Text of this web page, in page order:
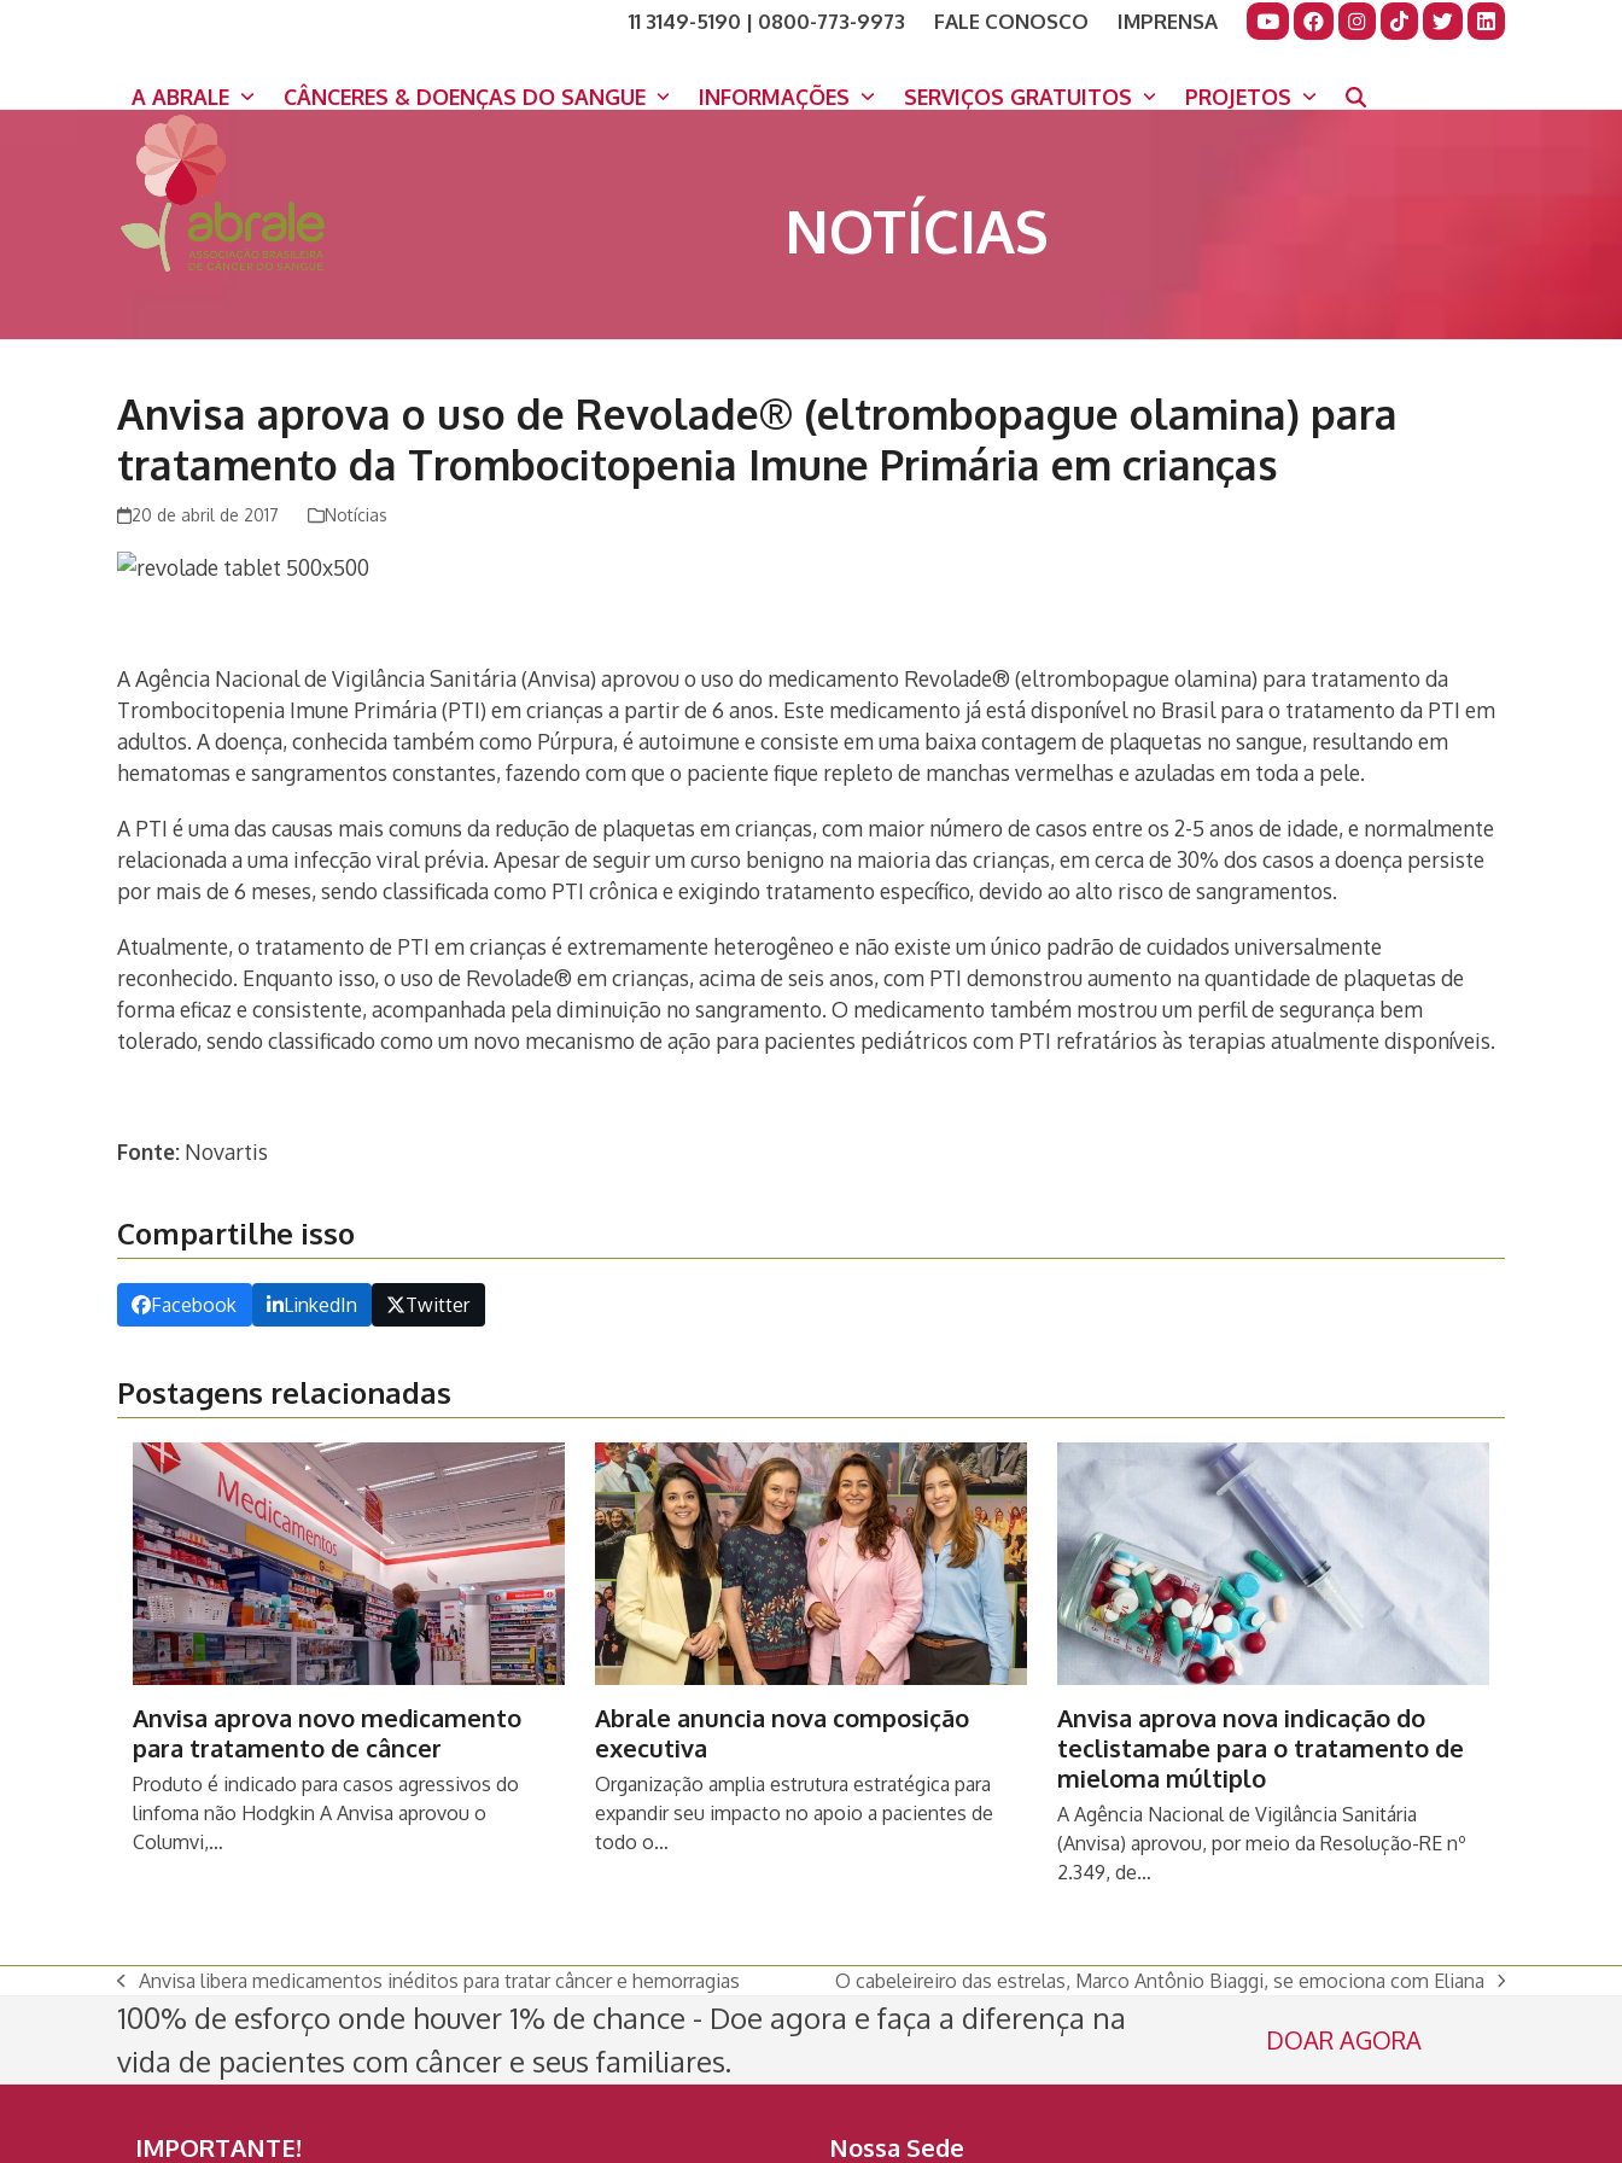
11 3149-5190 | 0800-773-9973 FALE CONOSCO
IMPRENSA
A ABRALE CÂNCERES & DOENÇAS DO SANGUE INFORMAÇÕES SERVIÇOS GRATUITOS PROJETOS
NOTÍCIAS
Anvisa aprova o uso de Revolade® (eltrombopague olamina) para
tratamento da Trombocitopenia Imune Primária em crianças
20 de abril de 2017 Notícias
A Agência Nacional de Vigilância Sanitária (Anvisa) aprovou o uso do medicamento Revolade® (eltrombopague olamina) para tratamento da
Trombocitopenia Imune Primária (PTI) em crianças a partir de 6 anos. Este medicamento já está disponível no Brasil para o tratamento da PTI em
adultos. A doença, conhecida também como Púrpura, é autoimune e consiste em uma baixa contagem de plaquetas no sangue, resultando em
hematomas e sangramentos constantes, fazendo com que o paciente fique repleto de manchas vermelhas e azuladas em toda a pele.
A PTI é uma das causas mais comuns da redução de plaquetas em crianças, com maior número de casos entre os 2-5 anos de idade, e normalmente
relacionada a uma infecção viral prévia. Apesar de seguir um curso benigno na maioria das crianças, em cerca de 30% dos casos a doença persiste
por mais de 6 meses, sendo classificada como PTI crônica e exigindo tratamento específico, devido ao alto risco de sangramentos.
Atualmente, o tratamento de PTI em crianças é extremamente heterogêneo e não existe um único padrão de cuidados universalmente
reconhecido. Enquanto isso, o uso de Revolade® em crianças, acima de seis anos, com PTI demonstrou aumento na quantidade de plaquetas de
forma eficaz e consistente, acompanhada pela diminuição no sangramento. O medicamento também mostrou um perfil de segurança bem
tolerado, sendo classificado como um novo mecanismo de ação para pacientes pediátricos com PTI refratários às terapias atualmente disponíveis.
Fonte: Novartis
Compartilhe isso
Facebook LinkedIn Twitter
Postagens relacionadas
Anvisa aprova novo medicamento
para tratamento de câncer
Produto é indicado para casos agressivos do
linfoma não Hodgkin A Anvisa aprovou o
Columvi,…
Abrale anuncia nova composição
executiva
Organização amplia estrutura estratégica para
expandir seu impacto no apoio a pacientes de
todo o…
Anvisa aprova nova indicação do
teclistamabe para o tratamento de
mieloma múltiplo
A Agência Nacional de Vigilância Sanitária
(Anvisa) aprovou, por meio da Resolução-RE nº
2.349, de…
previous
post:
Anvisa libera medicamentos inéditos para tratar câncer e hemorragias
next
post:
O cabeleireiro das estrelas, Marco Antônio Biaggi, se emociona com Eliana
100% de esforço onde houver 1% de chance - Doe agora e faça a diferença na
vida de pacientes com câncer e seus familiares.
DOAR AGORA
IMPORTANTE! Nossa Sede